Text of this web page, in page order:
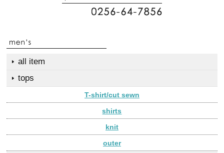
all item
tops
T-shirt/cut sewn
shirts
knit
outer